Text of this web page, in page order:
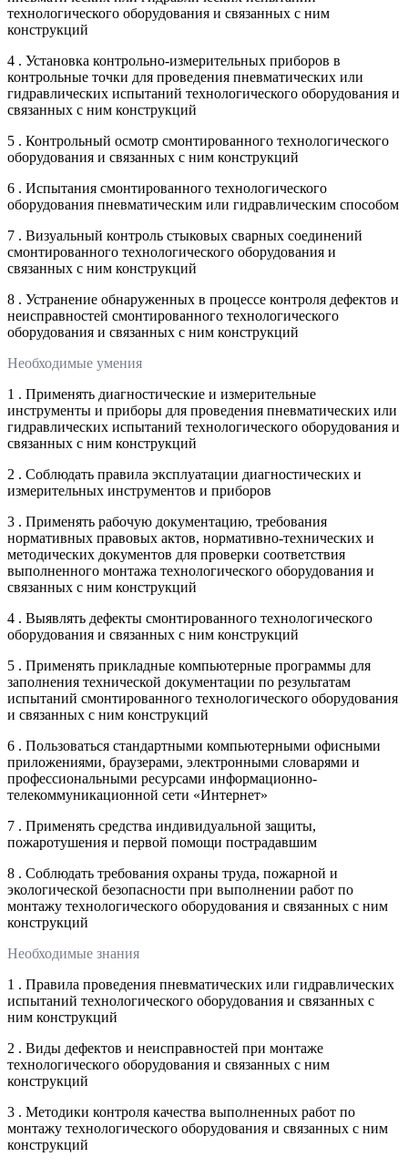
технологического оборудования и связанных с ним
конструкций
4 . Установка контрольно-измерительных приборов в
контрольные точки для проведения пневматических или
гидравлических испытаний технологического оборудования и
связанных с ним конструкций
5 . Контрольный осмотр смонтированного технологического
оборудования и связанных с ним конструкций
6 . Испытания смонтированного технологического
оборудования пневматическим или гидравлическим способом
7 . Визуальный контроль стыковых сварных соединений
смонтированного технологического оборудования и
связанных с ним конструкций
8 . Устранение обнаруженных в процессе контроля дефектов и
неисправностей смонтированного технологического
оборудования и связанных с ним конструкций
Необходимые умения
1 . Применять диагностические и измерительные
инструменты и приборы для проведения пневматических или
гидравлических испытаний технологического оборудования и
связанных с ним конструкций
2 . Соблюдать правила эксплуатации диагностических и
измерительных инструментов и приборов
3 . Применять рабочую документацию, требования
нормативных правовых актов, нормативно-технических и
методических документов для проверки соответствия
выполненного монтажа технологического оборудования и
связанных с ним конструкций
4 . Выявлять дефекты смонтированного технологического
оборудования и связанных с ним конструкций
5 . Применять прикладные компьютерные программы для
заполнения технической документации по результатам
испытаний смонтированного технологического оборудования
и связанных с ним конструкций
6 . Пользоваться стандартными компьютерными офисными
приложениями, браузерами, электронными словарями и
профессиональными ресурсами информационно-
телекоммуникационной сети «Интернет»
7 . Применять средства индивидуальной защиты,
пожаротушения и первой помощи пострадавшим
8 . Соблюдать требования охраны труда, пожарной и
экологической безопасности при выполнении работ по
монтажу технологического оборудования и связанных с ним
конструкций
Необходимые знания
1 . Правила проведения пневматических или гидравлических
испытаний технологического оборудования и связанных с
ним конструкций
2 . Виды дефектов и неисправностей при монтаже
технологического оборудования и связанных с ним
конструкций
3 . Методики контроля качества выполненных работ по
монтажу технологического оборудования и связанных с ним
конструкций